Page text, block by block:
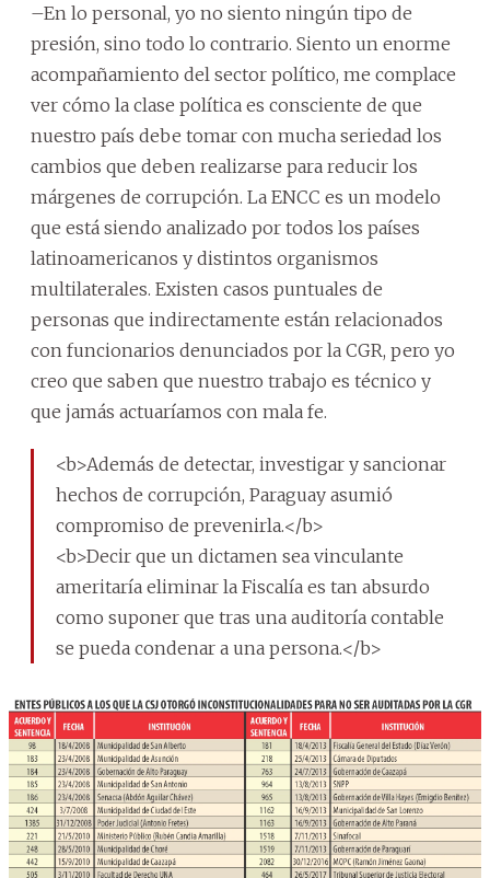
–En lo personal, yo no siento ningún tipo de
presión, sino todo lo contrario. Siento un enorme
acompañamiento del sector político, me complace
ver cómo la clase política es consciente de que
nuestro país debe tomar con mucha seriedad los
cambios que deben realizarse para reducir los
márgenes de corrupción. La ENCC es un modelo
que está siendo analizado por todos los países
latinoamericanos y distintos organismos
multilaterales. Existen casos puntuales de
personas que indirectamente están relacionados
con funcionarios denunciados por la CGR, pero yo
creo que saben que nuestro trabajo es técnico y
que jamás actuaríamos con mala fe.
<b>Además de detectar, investigar y sancionar
hechos de corrupción, Paraguay asumió
compromiso de prevenirla.</b>
<b>Decir que un dictamen sea vinculante
ameritaría eliminar la Fiscalía es tan absurdo
como suponer que tras una auditoría contable
se pueda condenar a una persona.</b>